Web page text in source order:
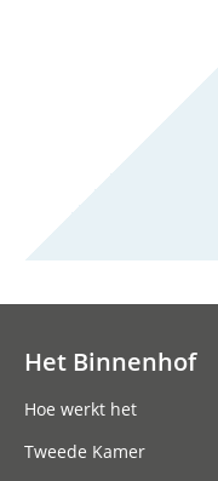
Het Binnenhof
Hoe werkt het
Tweede Kamer